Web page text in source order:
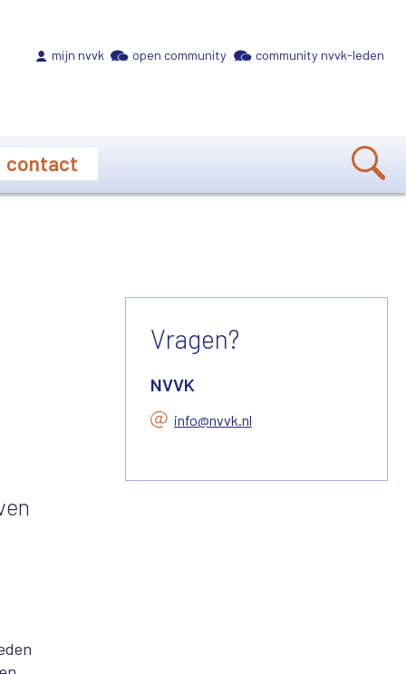
mijn nvvk open community community nvvk-leden
contact
Vragen?
NVVK
info@nvvk.nl